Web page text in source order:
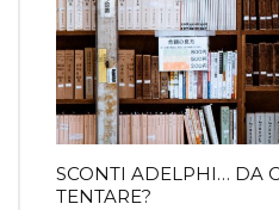
SCONTI ADELPHI… DA
TENTARE?